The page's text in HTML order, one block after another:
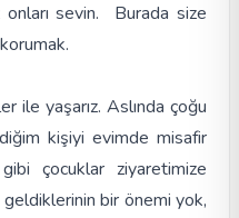
onları sevin. Burada size
ile yaşarız. Aslında çoğu
kişiyi evimde misafir
çocuklar ziyaretimize
bir önemi yok,